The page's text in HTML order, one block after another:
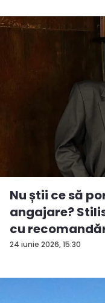
24 iunie 2026, 15:30
Nu știi ce să
angajare?
cu